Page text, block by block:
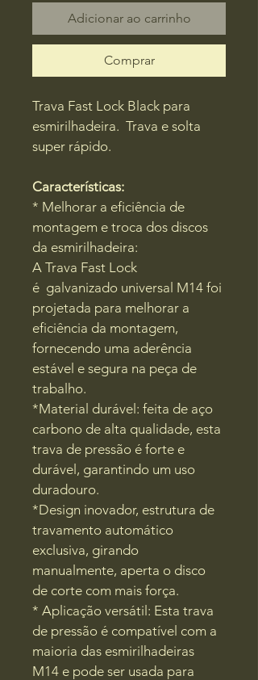
Adicionar ao carrinho
Comprar
Trava Fast Lock Black para
esmirilhadeira.  Trava e solta
super rápido.
Características:
* Melhorar a eficiência de
montagem e troca dos discos
da esmirilhadeira:
A Trava Fast Lock
é  galvanizado universal M14 foi
projetada para melhorar a
eficiência da montagem,
fornecendo uma aderência
estável e segura na peça de
trabalho.
*Material durável: feita de aço
carbono de alta qualidade, esta
trava de pressão é forte e
durável, garantindo um uso
duradouro.
*Design inovador, estrutura de
travamento automático
exclusiva, girando
manualmente, aperta o disco
de corte com mais força.
* Aplicação versátil: Esta trava
de pressão é compatível com a
maioria das esmirilhadeiras
M14 e pode ser usada para